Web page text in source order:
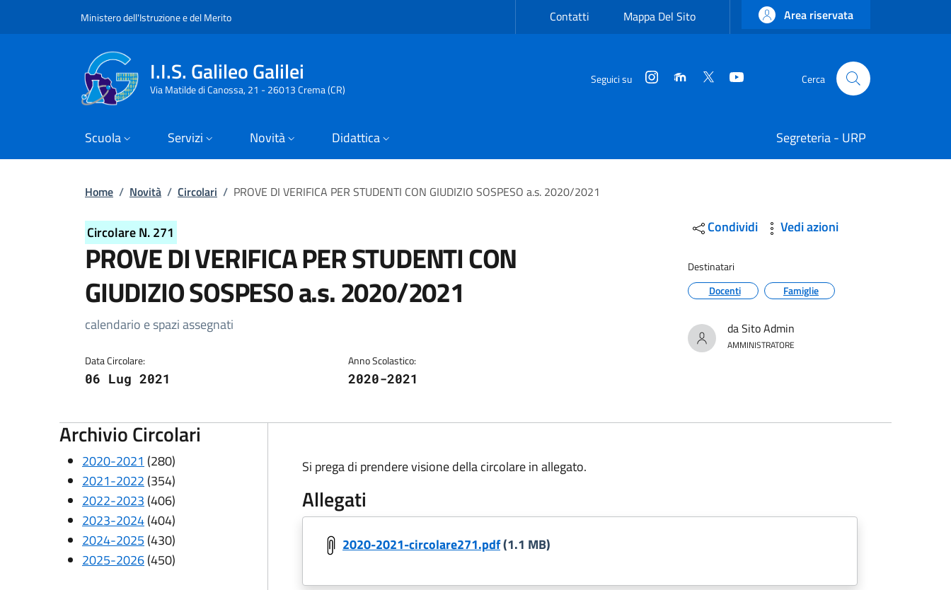
Ministero dell'Istruzione e del MeritoSlim top Contatti Mappa Del Sito Area riservata
I.I.S. Galileo Galilei
Via Matilde di Canossa, 21 - 26013 Crema (CR)
Seguici su Instagram
Moodle Twitter Cerca
Cerca
Scuola Servizi Novità Didattica Segreteria - URP
Briciole di pane
Home / Novità / Circolari / PROVE DI VERIFICA PER STUDENTI CON GIUDIZIO SOSPESO a.s. 2020/2021
Circolare N. 271
PROVE DI VERIFICA PER STUDENTI CON
GIUDIZIO SOSPESO a.s. 2020/2021
Dettagli della circolare
calendario e spazi assegnati
Data Circolare:
06 Lug 2021
Anno Scolastico:
2020-2021
Condividi Vedi azioni
Destinatari
Docenti
Famiglie
da Sito Admin
AMMINISTRATORE
Archivio Circolari
2020-2021 (280)
2021-2022 (354)
2022-2023 (406)
2023-2024(404)
2024-2025 (430)
2025-2026(450)
Si prega di prendere visione della circolare in allegato.
Allegati
2020-2021-circolare271.pdf(1.1 MB)